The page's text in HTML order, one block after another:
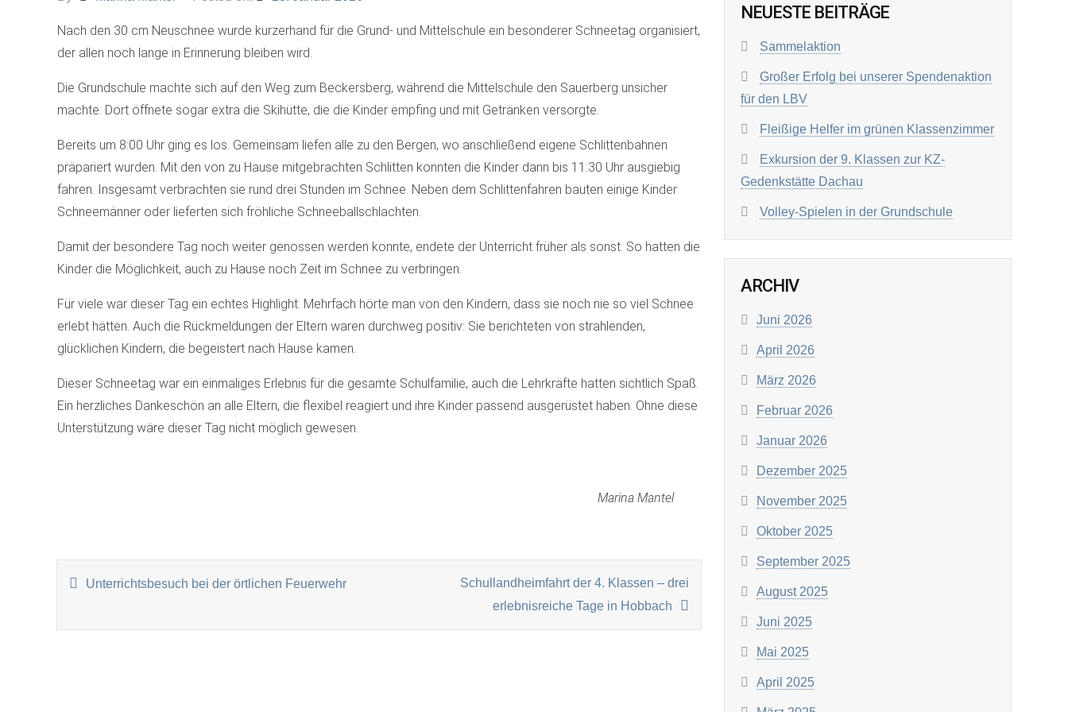
Nach den 30 cm Neuschnee wurde kurzerhand für die Grund- und Mittelschule ein besonderer Schneetag organisiert,
der allen noch lange in Erinnerung bleiben wird.
Die Grundschule machte sich auf den Weg zum Beckersberg, während die Mittelschule den Sauerberg unsicher
machte. Dort öffnete sogar extra die Skihütte, die die Kinder empfing und mit Getränken versorgte.
Bereits um 8:00 Uhr ging es los. Gemeinsam liefen alle zu den Bergen, wo anschließend eigene Schlittenbahnen
präpariert wurden. Mit den von zu Hause mitgebrachten Schlitten konnten die Kinder dann bis 11:30 Uhr ausgiebig
fahren. Insgesamt verbrachten sie rund drei Stunden im Schnee. Neben dem Schlittenfahren bauten einige Kinder
Schneemänner oder lieferten sich fröhliche Schneeballschlachten.
Damit der besondere Tag noch weiter genossen werden konnte, endete der Unterricht früher als sonst. So hatten die
Kinder die Möglichkeit, auch zu Hause noch Zeit im Schnee zu verbringen.
Für viele war dieser Tag ein echtes Highlight. Mehrfach hörte man von den Kindern, dass sie noch nie so viel Schnee
erlebt hätten. Auch die Rückmeldungen der Eltern waren durchweg positiv: Sie berichteten von strahlenden,
glücklichen Kindern, die begeistert nach Hause kamen.
Dieser Schneetag war ein einmaliges Erlebnis für die gesamte Schulfamilie, auch die Lehrkräfte hatten sichtlich Spaß.
Ein herzliches Dankeschön an alle Eltern, die flexibel reagiert und ihre Kinder passend ausgerüstet haben. Ohne diese
Unterstützung wäre dieser Tag nicht möglich gewesen.
Marina Mantel
BEITRAGSNAVIGATION
Unterrichtsbesuch bei der örtlichen Feuerwehr
Schullandheimfahrt der 4. Klassen – drei
erlebnisreiche Tage in Hobbach
NEUESTE BEITRÄGE
Sammelaktion
Großer Erfolg bei unserer Spendenaktion
für den LBV
Fleißige Helfer im grünen Klassenzimmer
Exkursion der 9. Klassen zur KZ-
Gedenkstätte Dachau
Volley-Spielen in der Grundschule
ARCHIV
Juni 2026
April 2026
März 2026
Februar 2026
Januar 2026
Dezember 2025
November 2025
Oktober 2025
September 2025
August 2025
Juni 2025
Mai 2025
April 2025